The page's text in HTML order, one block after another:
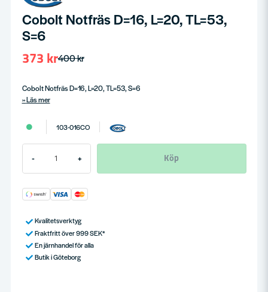
Cobolt Notfräs D=16, L=20, TL=53,
S=6
400 kr
373 kr
Cobolt Notfräs D=16, L=20, TL=53, S=6
Läs mer
103-016CO
- + Köp
Kvalitetsverktyg
Fraktfritt över 999 SEK*
En järnhandel för alla
Butik i Göteborg